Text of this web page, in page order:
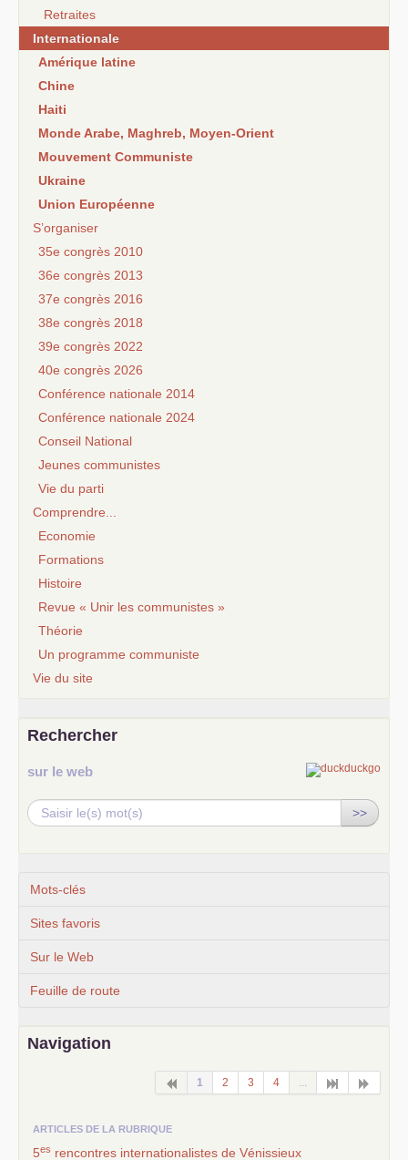
Retraites
Internationale
Amérique latine
Chine
Haiti
Monde Arabe, Maghreb, Moyen-Orient
Mouvement Communiste
Ukraine
Union Européenne
S’organiser
35e congrès 2010
36e congrès 2013
37e congrès 2016
38e congrès 2018
39e congrès 2022
40e congrès 2026
Conférence nationale 2014
Conférence nationale 2024
Conseil National
Jeunes communistes
Vie du parti
Comprendre...
Economie
Formations
Histoire
Revue « Unir les communistes »
Théorie
Un programme communiste
Vie du site
Rechercher
sur le web
>>
Mots-clés
Sites favoris
Sur le Web
Feuille de route
Navigation
1 2 3 4 ...
ARTICLES DE LA RUBRIQUE
5es rencontres internationalistes de Vénissieux